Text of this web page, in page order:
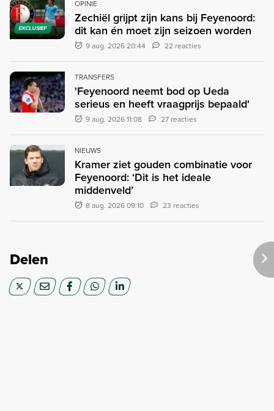
EXCLUSIEF
OPINIE
Zechiël grijpt zijn kans bij Feyenoord:
dit kan én moet zijn seizoen worden
9 aug. 2026 20:44 22 reacties
TRANSFERS
'Feyenoord neemt bod op Ueda
serieus en heeft vraagprijs bepaald'
9 aug. 2026 11:08 27 reacties
NIEUWS
Kramer ziet gouden combinatie voor
Feyenoord: ‘Dit is het ideale
middenveld’
8 aug. 2026 09:10 23 reacties
Delen